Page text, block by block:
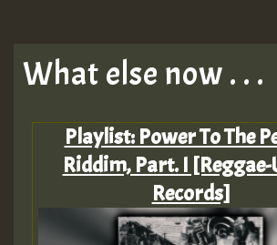
What else now . . .
Playlist: Power To The
Riddim, Part. I
Records]